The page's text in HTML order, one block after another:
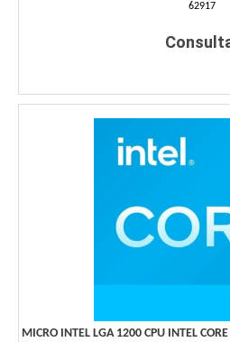
62917
MICRO INTEL LGA 1200 CPU INTEL